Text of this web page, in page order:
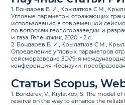
1. Бондарев В. И., Крылатков С.М.,
Угловые параметры отражающих
использования в современной
по вопросам геологоразведки и
и газа. Геленджик, 2020. - 2 с.
2. Бондарев В. И., Крылатков С.М.,
Определение угловых параметров
сейсморазведке 3D//9-я
конференция «Геонауки:
Статьи Scopus,
1. Bondarev, V., Krylatkov, S. The model
reserve on the way to enhance the